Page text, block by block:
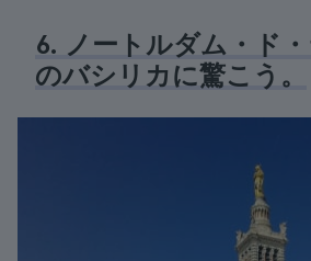
6. ノートルダム・ド
のバシリカに驚こう。